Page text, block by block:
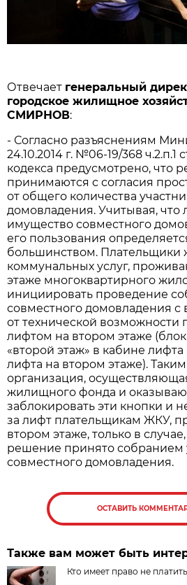
Отвечает генеральный
городское жилищное
СМИРНОВ:
- Согласно разъяснениям
24.10.2014 г. №06-19/368
кодекса предусмотрено, что
принимаются с согласия
от общего количества
домовладения. Учитывая, что
имущество совместного
его пользования
большинством.
коммунальных услуг,
этаже многоквартирного
инициировать проведение
совместного домовладения с
от технической возможности
лифтом на втором этаже
«второй этаж» в кабине
лифта на втором этаже).
организация,
жилищного фонда и
заблокировать эти кнопки и
за лифт плательщикам ЖКУ,
втором этаже, только в
решение принято собранием
совместного домовладения.
ОСТАВИТЬ
Также вам может быть
Кто имеет право не